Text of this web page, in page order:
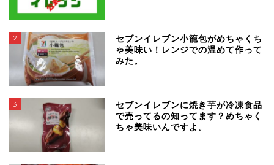
2
セブンイレブン小籠包がめちゃくち
ゃ美味い！レンジでの温めて作って
みた。
3
セブンイレブンに焼き芋が冷凍食品
で売ってるの知ってます？めちゃく
ちゃ美味いんですよ。